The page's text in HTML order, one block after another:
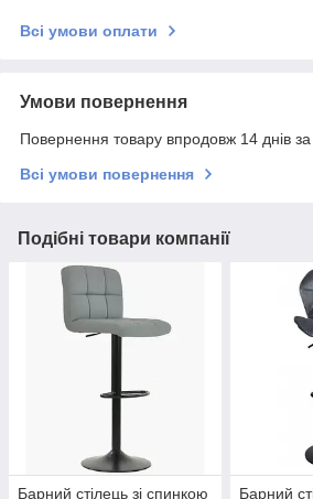
Всі умови оплати
Умови повернення
Повернення товару впродовж 14 днів
Всі умови повернення
Подібні товари компанії
Барний стілець зі спинкою
Барний